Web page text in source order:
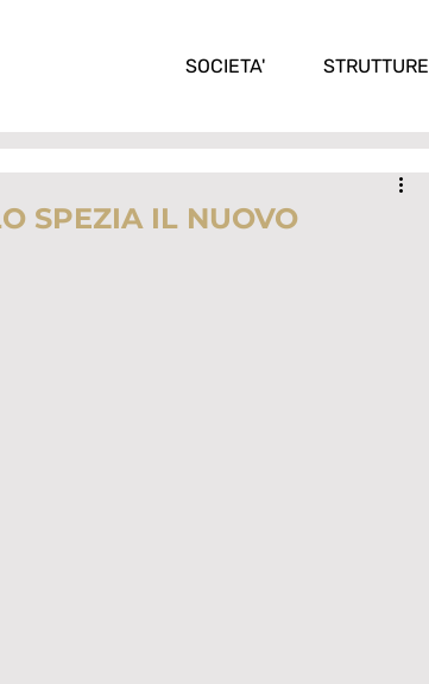
SOCIETA' STRUTTURE
SPEZIA IL NUOVO